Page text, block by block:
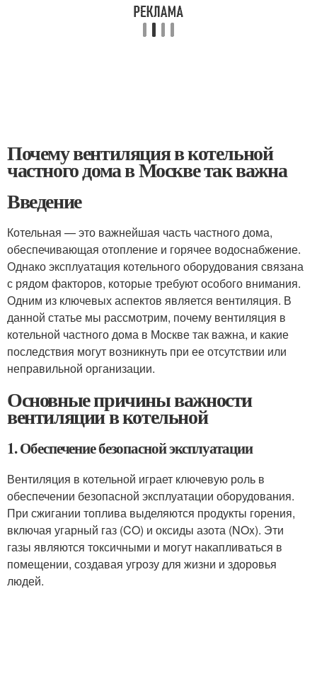
Почему вентиляция в котельной
частного дома в Москве так важна
Введение
Котельная — это важнейшая часть частного дома,
обеспечивающая отопление и горячее водоснабжение.
Однако эксплуатация котельного оборудования связана
с рядом факторов, которые требуют особого внимания.
Одним из ключевых аспектов является вентиляция. В
данной статье мы рассмотрим, почему вентиляция в
котельной частного дома в Москве так важна, и какие
последствия могут возникнуть при ее отсутствии или
неправильной организации.
Основные причины важности
вентиляции в котельной
1. Обеспечение безопасной эксплуатации
Вентиляция в котельной играет ключевую роль в
обеспечении безопасной эксплуатации оборудования.
При сжигании топлива выделяются продукты горения,
включая угарный газ (CO) и оксиды азота (NOx). Эти
газы являются токсичными и могут накапливаться в
помещении, создавая угрозу для жизни и здоровья
людей.